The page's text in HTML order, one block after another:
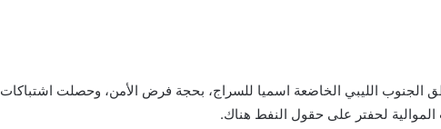
الجنوب الليبي الخاضعة اسميا للسراج، بحجة فرض الأمن، وحصلت اشتباكات
لحفتر على حقول النفط هناك.